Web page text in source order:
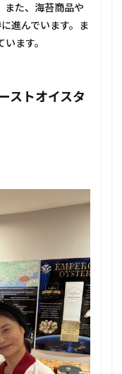
また、海苔商品や
進んでいます。ま
ます。
ストオイスタ